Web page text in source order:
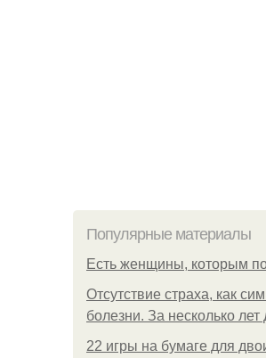
Популярные материалы
Есть женщины, которым
Отсутствие страха, как
болезни. За несколько лет
22 игры на бумаге для